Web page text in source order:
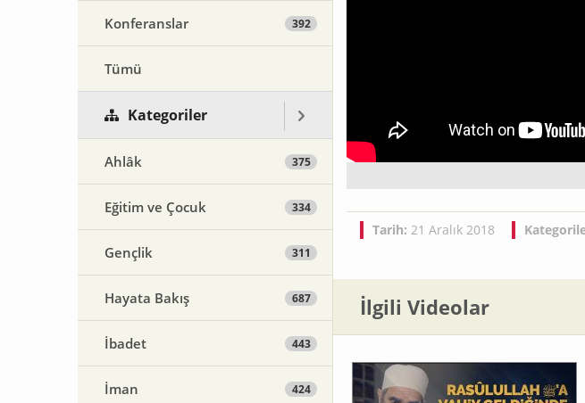
Konferanslar 392
Tümü
Kategoriler
Ahlâk 375
Eğitim ve Çocuk 334
Gençlik 311
Hayata Bakış 687
İbadet 443
İman 424
Tarih: 21 Aralık 2018
İlgili Videolar